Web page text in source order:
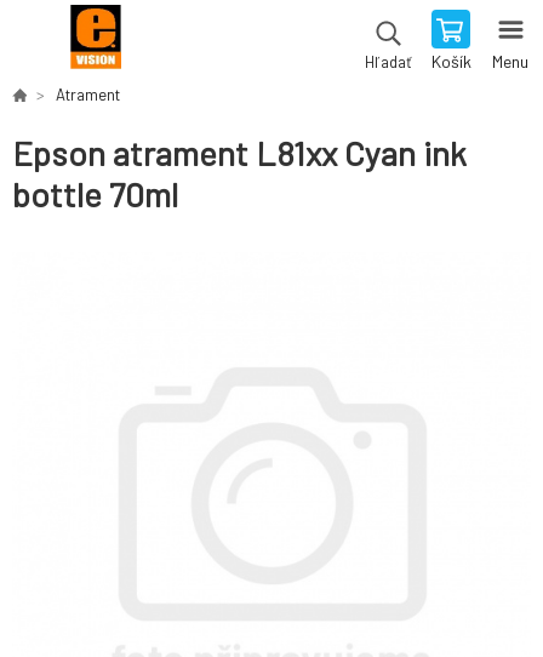
Hľadať Košík Menu
Atrament
Epson atrament L81xx Cyan ink
bottle 70ml